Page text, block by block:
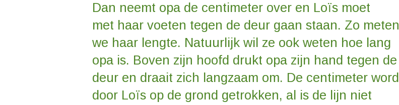
Dan neemt opa de centimeter over en Loïs moet
met haar voeten tegen de deur gaan staan. Zo meten
we haar lengte. Natuurlijk wil ze ook weten hoe lang
opa is. Boven zijn hoofd drukt opa zijn hand tegen de
deur en draait zich langzaam om. De centimeter word
door Loïs op de grond getrokken, al is de lijn niet